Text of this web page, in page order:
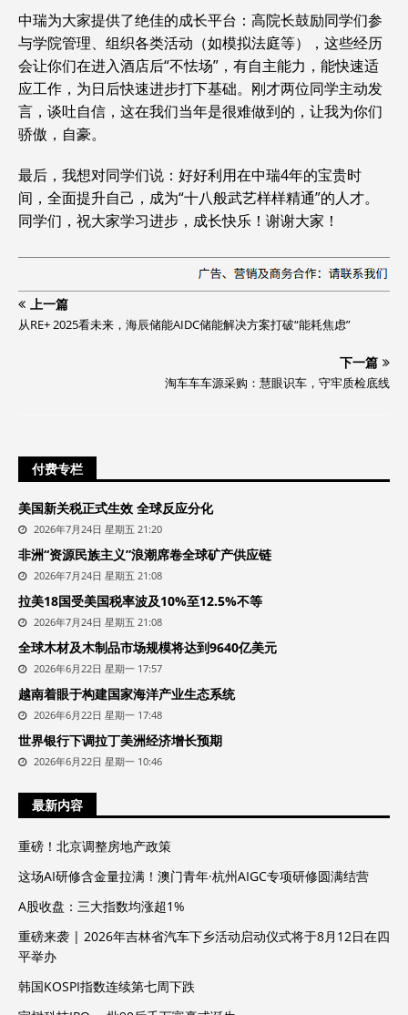
中瑞为大家提供了绝佳的成长平台：高院长鼓励同学们参
与学院管理、组织各类活动（如模拟法庭等），这些经历
会让你们在进入酒店后“不怯场”，有自主能力，能快速适
应工作，为日后快速进步打下基础。刚才两位同学主动发
言，谈吐自信，这在我们当年是很难做到的，让我为你们
骄傲，自豪。
最后，我想对同学们说：好好利用在中瑞4年的宝贵时
间，全面提升自己，成为“十八般武艺样样精通”的人才。
同学们，祝大家学习进步，成长快乐！谢谢大家！
上一篇
从RE+ 2025看未来，海辰储能AIDC储能解决方案打破“能耗焦虑”
下一篇
淘车车车源采购：慧眼识车，守牢质检底线
付费专栏
美国新关税正式生效 全球反应分化
2026年7月24日 星期五 21:20
非洲“资源民族主义”浪潮席卷全球矿产供应链
2026年7月24日 星期五 21:08
拉美18国受美国税率波及10%至12.5%不等
2026年7月24日 星期五 21:08
全球木材及木制品市场规模将达到9640亿美元
2026年6月22日 星期一 17:57
越南着眼于构建国家海洋产业生态系统
2026年6月22日 星期一 17:48
世界银行下调拉丁美洲经济增长预期
2026年6月22日 星期一 10:46
最新内容
重磅！北京调整房地产政策
这场AI研修含金量拉满！澳门青年·杭州AIGC专项研修圆满结营
A股收盘：三大指数均涨超1%
重磅来袭 | 2026年吉林省汽车下乡活动启动仪式将于8月12日在四
平举办
韩国KOSPI指数连续第七周下跌